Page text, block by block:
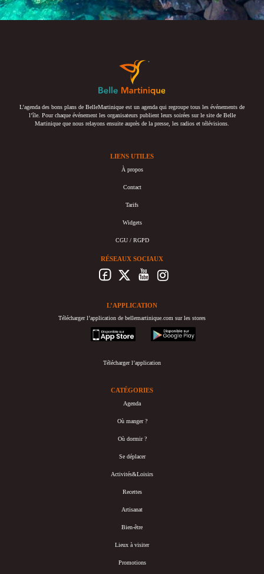
L’agenda des bons plans de BelleMartinique est un agenda qui regroupe tous les événements de
l’île. Pour chaque événement les organisateurs publient leurs soirées sur le site de Belle
Martinique que nous relayons ensuite auprès de la presse, les radios et télévisions.
LIENS UTILES
À propos
Contact
Tarifs
Widgets
CGU / RGPD
RÉSEAUX SOCIAUX
L’APPLICATION
Télécharger l’application de bellemartinique.com sur les stores
appstore
googleplay
Télécharger l’application
CATÉGORIES
Agenda
Où manger ?
Où dormir ?
Se déplacer
Activités&Loisirs
Recettes
Artisanat
Bien-être
Lieux à visiter
Promotions